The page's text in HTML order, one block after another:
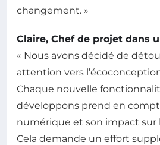
changement. »
Claire, Chef de projet dans
« Nous avons décidé de
attention vers
Chaque nouvelle
développons prend en
numérique et son impact sur
Cela demande un effort